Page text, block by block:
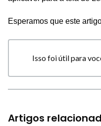
Esperamos que este
Isso foi útil para
Artigos